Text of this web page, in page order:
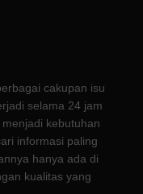
cakupan isu
selama 24 jam
kebutuhan
informasi paling
hanya ada di
kualitas yang